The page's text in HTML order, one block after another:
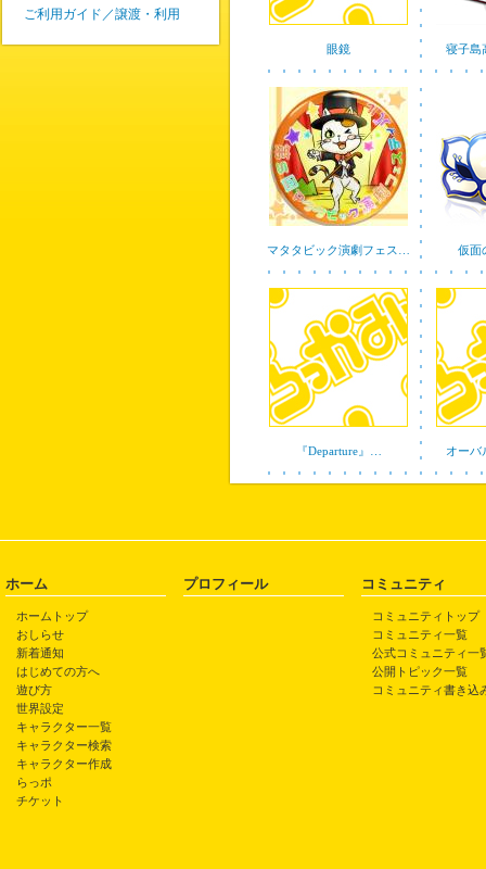
眼鏡 寝子島
マタタビック演劇フェス… 仮面
『Departure』… オーバ
ご利用ガイド／譲渡・利用
ホーム
ホームトップ
おしらせ
新着通知
はじめての方へ
遊び方
世界設定
キャラクター一覧
キャラクター検索
キャラクター作成
らっポ
チケット
プロフィール コミュニティ
コミュニティトップ
コミュニティ一覧
公式コミュニティ一
公開トピック一覧
コミュニティ書き込